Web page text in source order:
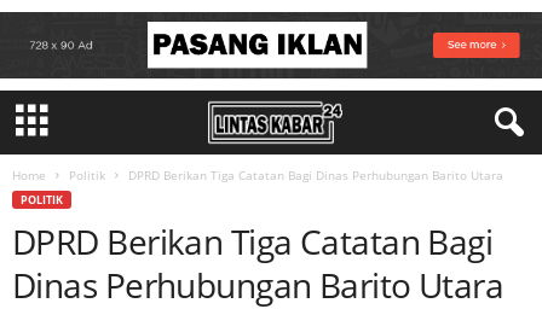
Home Politik DPRD Berikan Tiga Catatan Bagi Dinas Perhubungan Barito Utara
POLITIK
DPRD Berikan Tiga Catatan Bagi
Dinas Perhubungan Barito Utara